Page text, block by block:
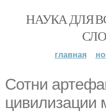
НАУКА ДЛЯ
главная
Сотни
цивилизации